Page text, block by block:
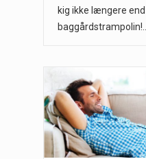
kig ikke længere
baggårdstrampolin!…